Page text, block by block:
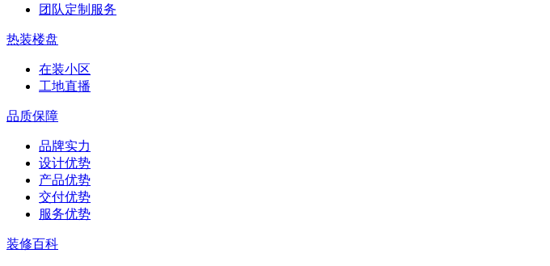
团队定制服务
热装楼盘
在装小区
工地直播
品质保障
品牌实力
设计优势
产品优势
交付优势
服务优势
装修百科